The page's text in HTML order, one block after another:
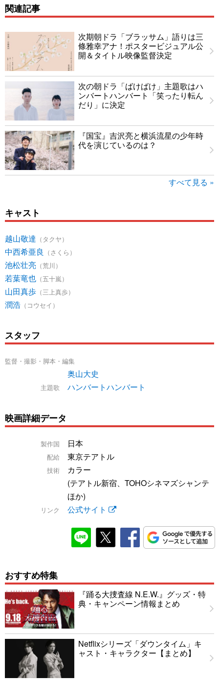
関連記事
次期朝ドラ「ブラッサム」語りは三
條雅幸アナ！ポスタービジュアル公
開＆タイトル映像監督決定
次の朝ドラ「ばけばけ」主題歌はハ
ンバートハンバート「笑ったり転ん
だり」に決定
『国宝』吉沢亮と横浜流星の少年時
代を演じているのは？
すべて見る »
キャスト
越山敬達 （タクヤ）
中西希亜良 （さくら）
池松壮亮 （荒川）
若葉竜也 （五十嵐）
山田真歩 （三上真歩）
潤浩 （コウセイ）
スタッフ
監督・撮影・脚本・編集
奥山大史
主題歌 ハンバートハンバート
映画詳細データ
製作国 日本
配給 東京テアトル
技術
カラー
(テアトル新宿、TOHOシネマズシャンテ
ほか)
リンク 公式サイト
おすすめ特集
『踊る大捜査線 N.E.W.』グッズ・特
典・キャンペーン情報まとめ
Netflixシリーズ「ダウンタイム」キ
ャスト・キャラクター【まとめ】